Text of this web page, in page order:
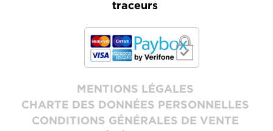
traceurs
MENTIONS LÉGALES
CHARTE DES DONNÉES PERSONNELLES
CONDITIONS GÉNÉRALES DE VENTE